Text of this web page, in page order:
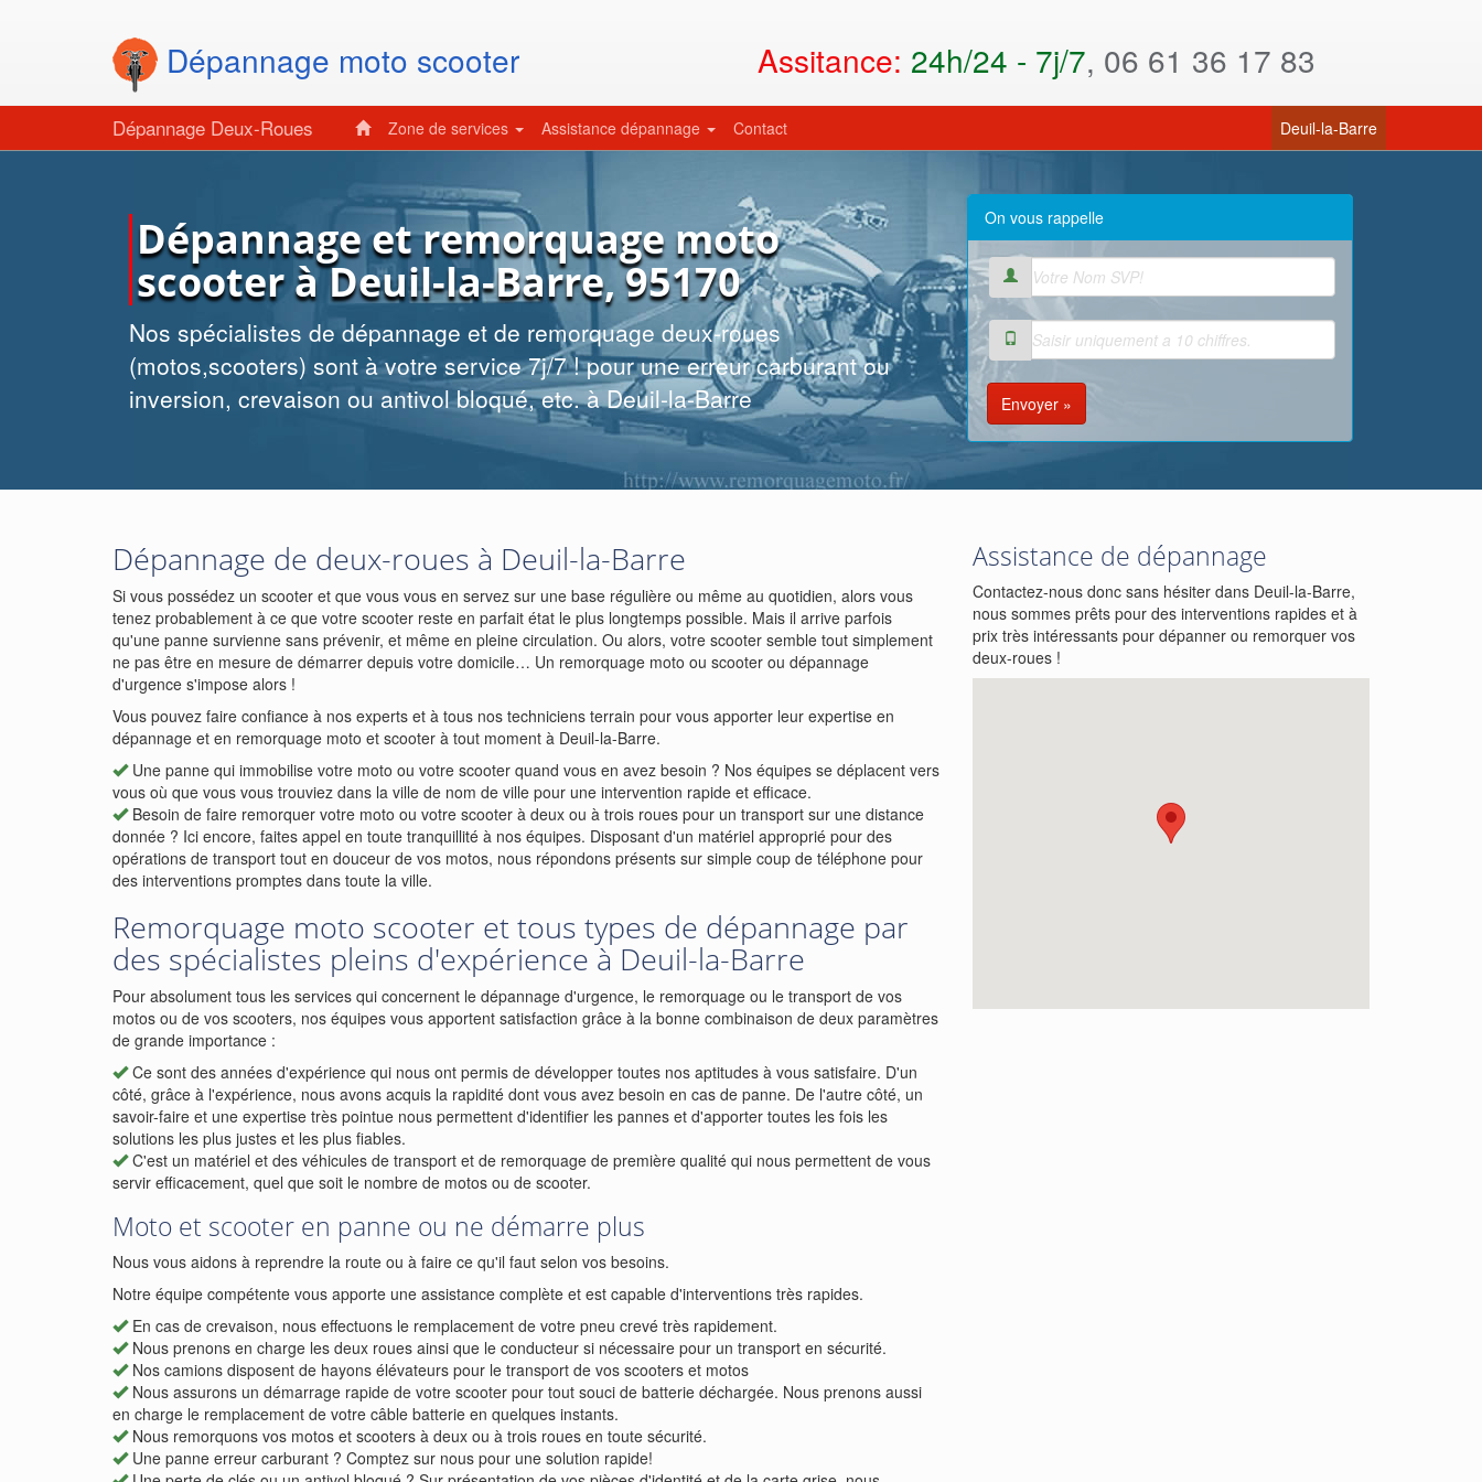
Dépannage moto scooter Assitance: 24h/24 - 7j/7, 06 61 36 17 83
Dépannage Deux-Roues Zone de services Assistance dépannage Contact Deuil-la-Barre(current)
Dépannage et remorquage moto
scooter à Deuil-la-Barre, 95170
Nos spécialistes de dépannage et de remorquage deux-roues
(motos,scooters) sont à votre service 7j/7 ! pour une erreur carburant ou
inversion, crevaison ou antivol bloqué, etc. à Deuil-la-Barre
On vous rappelle
Envoyer »
Dépannage de deux-roues à Deuil-la-Barre
Si vous possédez un scooter et que vous vous en servez sur une base régulière ou même au quotidien, alors vous
tenez probablement à ce que votre scooter reste en parfait état le plus longtemps possible. Mais il arrive parfois
qu'une panne survienne sans prévenir, et même en pleine circulation. Ou alors, votre scooter semble tout simplement
ne pas être en mesure de démarrer depuis votre domicile… Un remorquage moto ou scooter ou dépannage
d'urgence s'impose alors !
Vous pouvez faire confiance à nos experts et à tous nos techniciens terrain pour vous apporter leur expertise en
dépannage et en remorquage moto et scooter à tout moment à Deuil-la-Barre.
Une panne qui immobilise votre moto ou votre scooter quand vous en avez besoin ? Nos équipes se déplacent vers
vous où que vous vous trouviez dans la ville de nom de ville pour une intervention rapide et efficace.
Besoin de faire remorquer votre moto ou votre scooter à deux ou à trois roues pour un transport sur une distance
donnée ? Ici encore, faites appel en toute tranquillité à nos équipes. Disposant d'un matériel approprié pour des
opérations de transport tout en douceur de vos motos, nous répondons présents sur simple coup de téléphone pour
des interventions promptes dans toute la ville.
Remorquage moto scooter et tous types de dépannage par
des spécialistes pleins d'expérience à Deuil-la-Barre
Pour absolument tous les services qui concernent le dépannage d'urgence, le remorquage ou le transport de vos
motos ou de vos scooters, nos équipes vous apportent satisfaction grâce à la bonne combinaison de deux paramètres
de grande importance :
Ce sont des années d'expérience qui nous ont permis de développer toutes nos aptitudes à vous satisfaire. D'un
côté, grâce à l'expérience, nous avons acquis la rapidité dont vous avez besoin en cas de panne. De l'autre côté, un
savoir-faire et une expertise très pointue nous permettent d'identifier les pannes et d'apporter toutes les fois les
solutions les plus justes et les plus fiables.
C'est un matériel et des véhicules de transport et de remorquage de première qualité qui nous permettent de vous
servir efficacement, quel que soit le nombre de motos ou de scooter.
Moto et scooter en panne ou ne démarre plus
Nous vous aidons à reprendre la route ou à faire ce qu'il faut selon vos besoins.
Notre équipe compétente vous apporte une assistance complète et est capable d'interventions très rapides.
En cas de crevaison, nous effectuons le remplacement de votre pneu crevé très rapidement.
Nous prenons en charge les deux roues ainsi que le conducteur si nécessaire pour un transport en sécurité.
Nos camions disposent de hayons élévateurs pour le transport de vos scooters et motos
Nous assurons un démarrage rapide de votre scooter pour tout souci de batterie déchargée. Nous prenons aussi
en charge le remplacement de votre câble batterie en quelques instants.
Nous remorquons vos motos et scooters à deux ou à trois roues en toute sécurité.
Une panne erreur carburant ? Comptez sur nous pour une solution rapide!
Assistance de dépannage
Contactez-nous donc sans hésiter dans Deuil-la-Barre,
nous sommes prêts pour des interventions rapides et à
prix très intéressants pour dépanner ou remorquer vos
deux-roues !